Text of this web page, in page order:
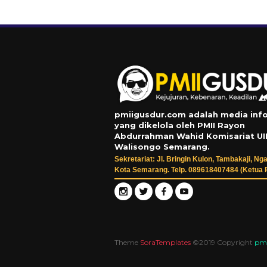
pmiigusdur.com adalah media
yang dikelola oleh PMII Rayon
Abdurrahman Wahid Komisariat
Walisongo Semarang.
Sekretariat: Jl. Bringin Kulon, Tambakaji,
Kota Semarang. Telp. 089618407484 (Ketua
Theme SoraTemplates ©2019 Copyright